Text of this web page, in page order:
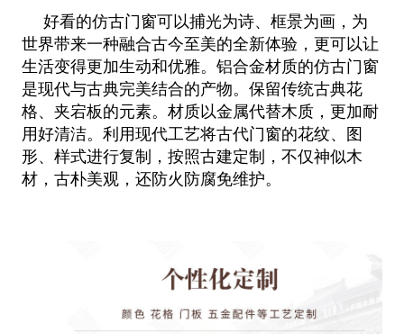
好看的仿古门窗可以捕光为诗、框景为画，为
世界带来一种融合古今至美的全新体验，更可以让
生活变得更加生动和优雅。铝合金材质的仿古门窗
是现代与古典完美结合的产物。保留传统古典花
格、夹宕板的元素。材质以金属代替木质，更加耐
用好清洁。利用现代工艺将古代门窗的花纹、图
形、样式进行复制，按照古建定制，不仅神似木
材，古朴美观，还防火防腐免维护。